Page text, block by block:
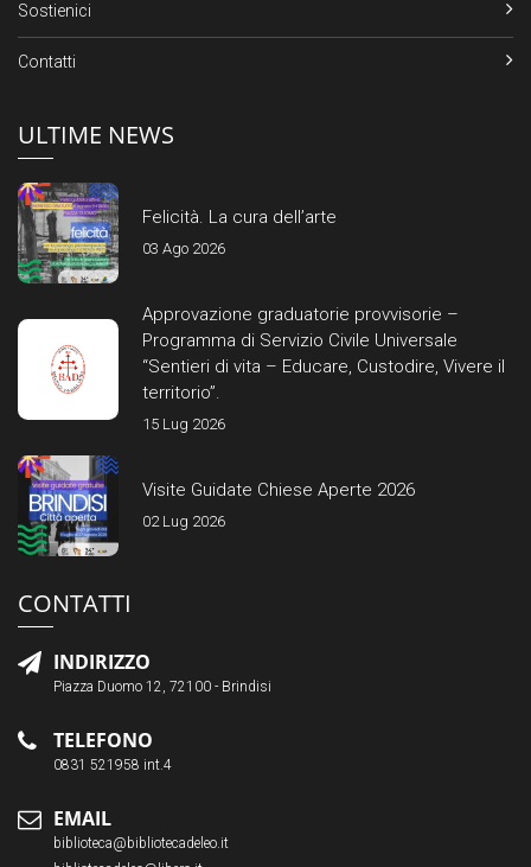
Sostienici
Contatti
ULTIME NEWS
Felicità. La cura dell’arte
03 Ago 2026
Approvazione graduatorie provvisorie –
Programma di Servizio Civile Universale
“Sentieri di vita – Educare, Custodire, Vivere il
territorio”.
15 Lug 2026
Visite Guidate Chiese Aperte 2026
02 Lug 2026
CONTATTI
INDIRIZZO
Piazza Duomo 12, 72100 - Brindisi
TELEFONO
0831 521958 int.4
EMAIL
biblioteca@bibliotecadeleo.it